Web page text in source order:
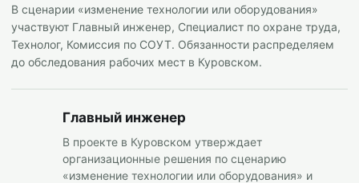
В сценарии «изменение технологии или оборудования»
участвуют Главный инженер, Специалист по охране труда,
Технолог, Комиссия по СОУТ. Обязанности распределяем
до обследования рабочих мест в Куровском.
Главный инженер
В проекте в Куровском утверждает
организационные решения по сценарию
«изменение технологии или оборудования» и